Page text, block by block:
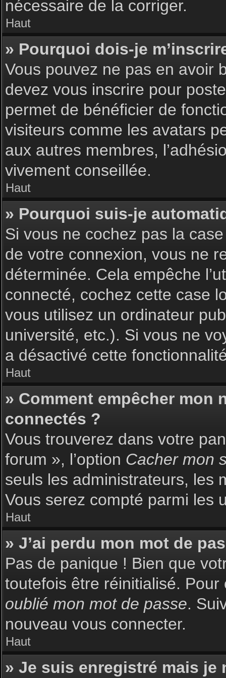
nécessaire de la corriger.
Haut
» Pourquoi dois-je
Vous pouvez ne pas en avoir
devez vous inscrire pour
permet de bénéficier de
visiteurs comme les avatars
aux autres membres,
vivement conseillée.
Haut
» Pourquoi suis-je
Si vous ne cochez pas la
de votre connexion, vous ne
déterminée. Cela empêche
connecté, cochez cette case
vous utilisez un ordinateur
université, etc.). Si vous ne
a désactivé cette
Haut
» Comment empêcher mon
connectés ?
Vous trouverez dans votre
forum », l’option Cacher mon
seuls les administrateurs, les
Vous serez compté parmi les
Haut
» J’ai perdu mon mot de
Pas de panique ! Bien que
toutefois être réinitialisé.
oublié mon mot de passe.
nouveau vous connecter.
Haut
» Je suis enregistré mais je